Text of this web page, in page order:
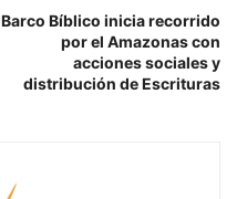
Barco Bíblico inicia recorrido
por el Amazonas con
acciones sociales y
distribución de Escrituras